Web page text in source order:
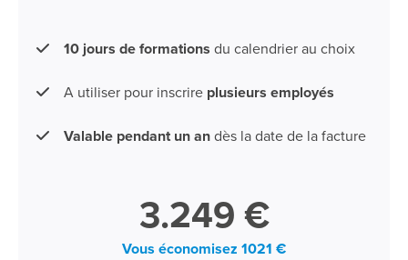
10 jours de formations du calendrier au choix
A utiliser pour inscrire plusieurs employés
Valable pendant un andès la date de la facture
3.249 €
Vous économisez 1021 €